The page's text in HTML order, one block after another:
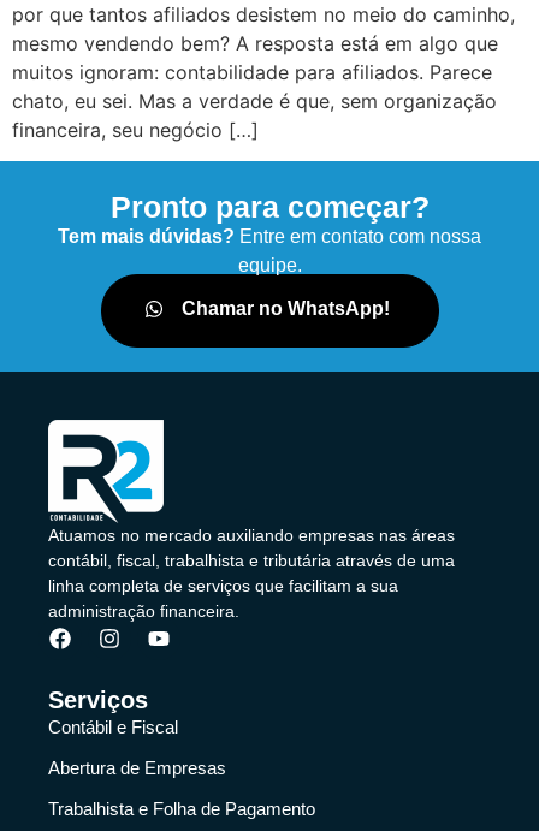
por que tantos afiliados desistem no meio do caminho,
mesmo vendendo bem? A resposta está em algo que
muitos ignoram: contabilidade para afiliados. Parece
chato, eu sei. Mas a verdade é que, sem organização
financeira, seu negócio […]
Pronto para começar?
Tem mais dúvidas? Entre em contato com nossa
equipe.
Chamar no WhatsApp!
Atuamos no mercado auxiliando empresas nas áreas
contábil, fiscal, trabalhista e tributária através de uma
linha completa de serviços que facilitam a sua
administração financeira.
Serviços
Contábil e Fiscal
Abertura de Empresas
Trabalhista e Folha de Pagamento